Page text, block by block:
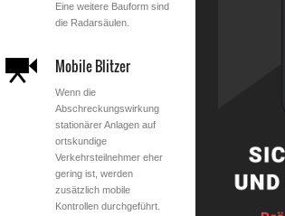
Eine weitere Bauform sind
die Radarsäulen.
Mobile Blitzer
Wenn die
Abschreckungswirkung
stationärer Anlagen auf
ortskundige
Verkehrsteilnehmer eher
gering ist, werden
zusätzlich mobile
Kontrollen durchgeführt.